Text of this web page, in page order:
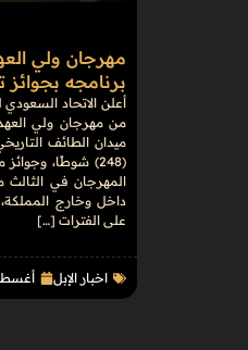
مهرجان ولي
برنامجه بجوائز تتجاوز 50
أعلن الاتحاد
ميدان الطائف
المهرجان في
على الفترات […]
اخبار الإبل أغسطس 6,